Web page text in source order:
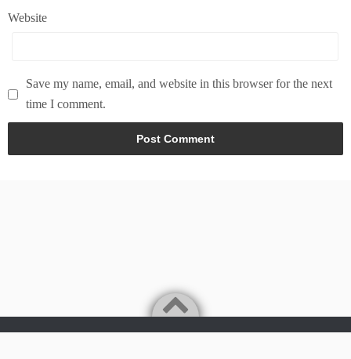
Website
Save my name, email, and website in this browser for the next
time I comment.